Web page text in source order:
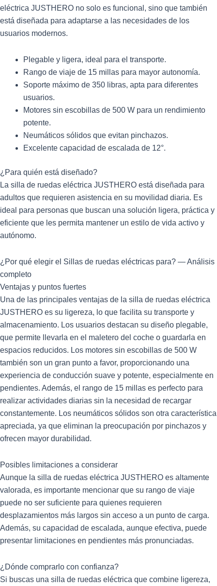
eléctrica JUSTHERO no solo es funcional, sino que también
está diseñada para adaptarse a las necesidades de los
usuarios modernos.
Plegable y ligera, ideal para el transporte.
Rango de viaje de 15 millas para mayor autonomía.
Soporte máximo de 350 libras, apta para diferentes
usuarios.
Motores sin escobillas de 500 W para un rendimiento
potente.
Neumáticos sólidos que evitan pinchazos.
Excelente capacidad de escalada de 12°.
¿Para quién está diseñado?
La silla de ruedas eléctrica JUSTHERO está diseñada para
adultos que requieren asistencia en su movilidad diaria. Es
ideal para personas que buscan una solución ligera, práctica y
eficiente que les permita mantener un estilo de vida activo y
autónomo.
¿Por qué elegir el Sillas de ruedas eléctricas para? — Análisis
completo
Ventajas y puntos fuertes
Una de las principales ventajas de la silla de ruedas eléctrica
JUSTHERO es su ligereza, lo que facilita su transporte y
almacenamiento. Los usuarios destacan su diseño plegable,
que permite llevarla en el maletero del coche o guardarla en
espacios reducidos. Los motores sin escobillas de 500 W
también son un gran punto a favor, proporcionando una
experiencia de conducción suave y potente, especialmente en
pendientes. Además, el rango de 15 millas es perfecto para
realizar actividades diarias sin la necesidad de recargar
constantemente. Los neumáticos sólidos son otra característica
apreciada, ya que eliminan la preocupación por pinchazos y
ofrecen mayor durabilidad.
Posibles limitaciones a considerar
Aunque la silla de ruedas eléctrica JUSTHERO es altamente
valorada, es importante mencionar que su rango de viaje
puede no ser suficiente para quienes requieren
desplazamientos más largos sin acceso a un punto de carga.
Además, su capacidad de escalada, aunque efectiva, puede
presentar limitaciones en pendientes más pronunciadas.
¿Dónde comprarlo con confianza?
Si buscas una silla de ruedas eléctrica que combine ligereza,